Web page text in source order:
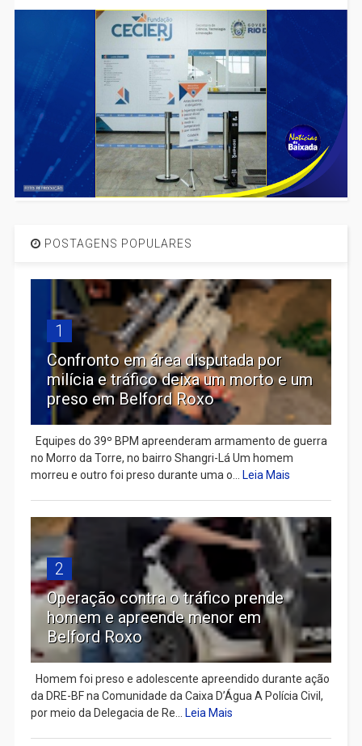
POSTAGENS POPULARES
1
Confronto em área disputada por
milícia e tráfico deixa um morto e um
preso em Belford Roxo
Equipes do 39º BPM apreenderam armamento de guerra
no Morro da Torre, no bairro Shangri-Lá Um homem
morreu e outro foi preso durante uma o...
Leia Mais
2
Operação contra o tráfico prende
homem e apreende menor em
Belford Roxo
Homem foi preso e adolescente apreendido durante ação
da DRE-BF na Comunidade da Caixa D’Água A Polícia Civil,
por meio da Delegacia de Re...
Leia Mais